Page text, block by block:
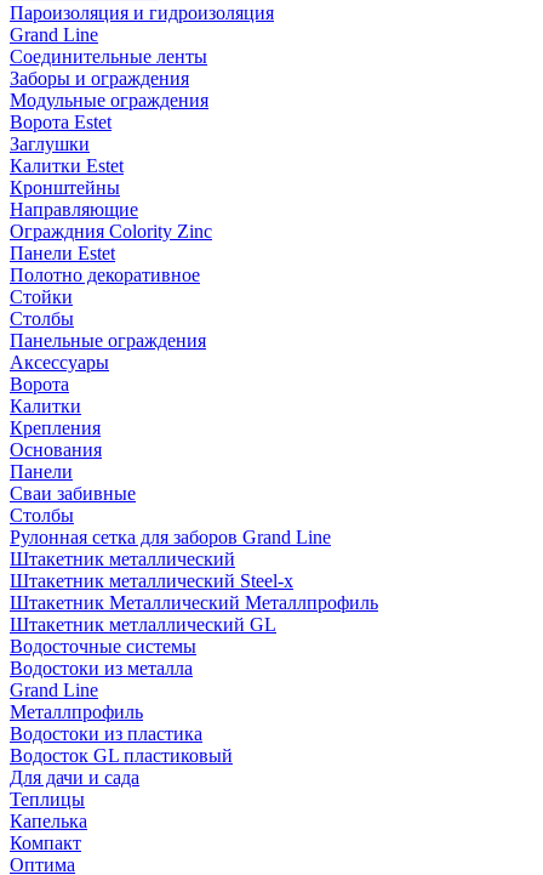
Пароизоляция и гидроизоляция
Grand Line
Соединительные ленты
Заборы и ограждения
Модульные ограждения
Ворота Estet
Заглушки
Калитки Estet
Кронштейны
Направляющие
Ограждния Colority Zinc
Панели Estet
Полотно декоративное
Стойки
Столбы
Панельные ограждения
Аксессуары
Ворота
Калитки
Крепления
Основания
Панели
Сваи забивные
Столбы
Рулонная сетка для заборов Grand Line
Штакетник металлический
Штакетник металлический Steel-x
Штакетник Металлический Металлпрофиль
Штакетник метлаллический GL
Водосточные системы
Водостоки из металла
Grand Line
Металлпрофиль
Водостоки из пластика
Водосток GL пластиковый
Для дачи и сада
Теплицы
Капелька
Компакт
Оптима